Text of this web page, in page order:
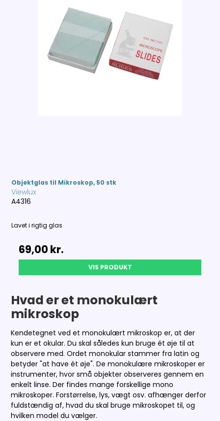
Objektglas til Mikroskop, 50 stk
Viewlux
A4316
Lavet i rigtig glas
69,00 kr.
VIS PRODUKT
Hvad er et monokulært
mikroskop
Kendetegnet ved et monokulært mikroskop er, at der
kun er et okular. Du skal således kun bruge ét øje til at
observere med. Ordet monokular stammer fra latin og
betyder "at have ét øje". De monokulære mikroskoper er
instrumenter, hvor små objekter observeres gennem en
enkelt linse. Der findes mange forskellige mono
mikroskoper. Forstørrelse, lys, vægt osv. afhænger derfor
fuldstændig af, hvad du skal bruge mikroskopet til, og
hvilken model du vælger.